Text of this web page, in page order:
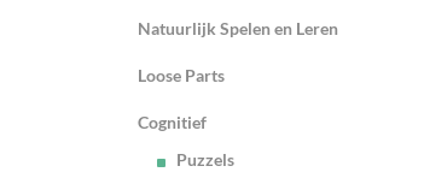
Natuurlijk Spelen en Leren
Loose Parts
Cognitief
Puzzels